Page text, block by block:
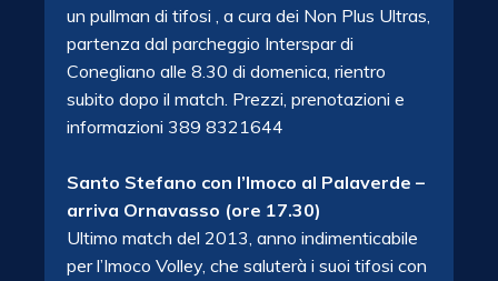
un pullman di tifosi , a cura dei Non Plus Ultras,
partenza dal parcheggio Interspar di
Conegliano alle 8.30 di domenica, rientro
subito dopo il match. Prezzi, prenotazioni e
informazioni 389 8321644
Santo Stefano con l’Imoco al Palaverde –
arriva Ornavasso (ore 17.30)
Ultimo match del 2013, anno indimenticabile
per l’Imoco Volley, che saluterà i suoi tifosi con